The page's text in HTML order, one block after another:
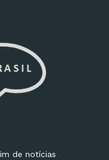
de notícias